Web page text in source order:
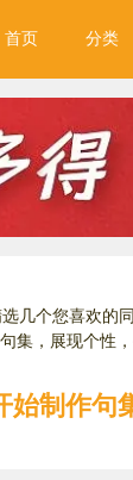
首页 分类
几个您喜欢的
集，展现个性，
始制作句